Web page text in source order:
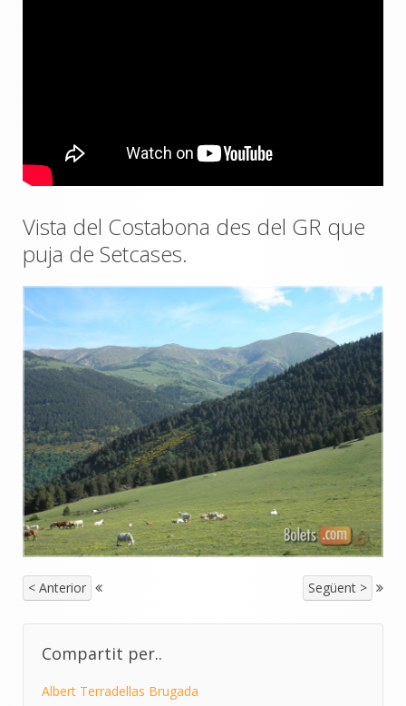
Vista del Costabona des del GR que
puja de Setcases.
< Anterior Següent >
Compartit per..
Albert Terradellas Brugada